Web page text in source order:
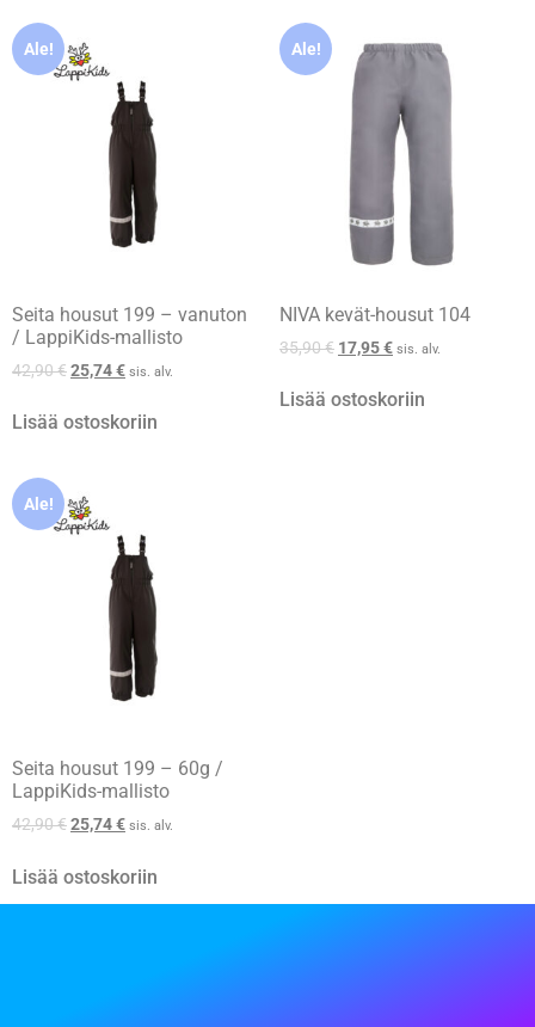
Ale!
Seita housut 199 – vanuton
/ LappiKids-mallisto
42,90€25,74€ sis. alv.
Lisää ostoskoriin
Ale!
NIVA kevät-housut 104
35,90€ 17,95€ sis. alv.
Lisää ostoskoriin
Ale!
Seita housut 199 – 60g /
LappiKids-mallisto
42,90€25,74€ sis. alv.
Lisää ostoskoriin